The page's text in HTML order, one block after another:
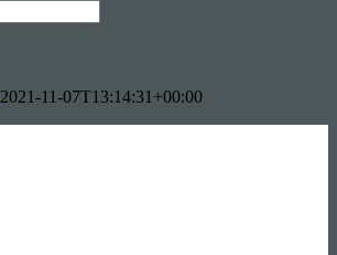
2021-11-07T13:14:31+00:00